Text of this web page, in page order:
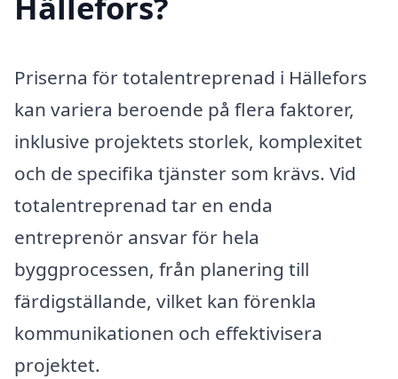
Priserna för totalentreprenad i Hällefors
kan variera beroende på flera faktorer,
inklusive projektets storlek, komplexitet
och de specifika tjänster som krävs. Vid
totalentreprenad tar en enda
entreprenör ansvar för hela
byggprocessen, från planering till
färdigställande, vilket kan förenkla
kommunikationen och effektivisera
projektet.